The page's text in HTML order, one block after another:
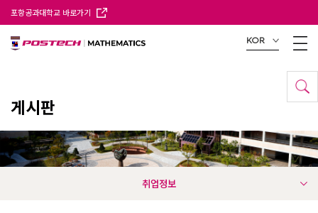
포항공과대학교 바로가기
KOR
게시판
취업정보